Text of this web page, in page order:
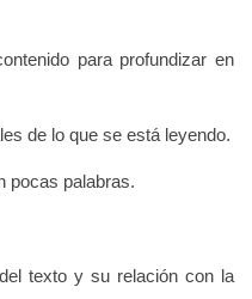
para profundizar en
de lo que se está leyendo.
pocas palabras.
texto y su relación con la